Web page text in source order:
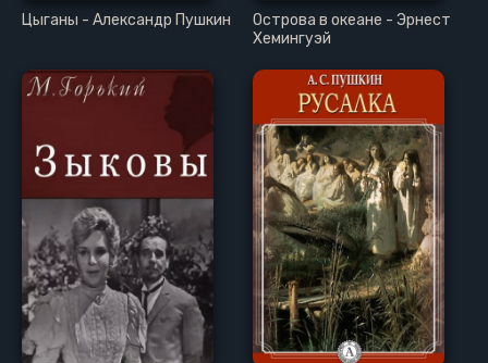
Цыганы - Александр Пушкин
Острова в океане - Эрнест
Хемингуэй